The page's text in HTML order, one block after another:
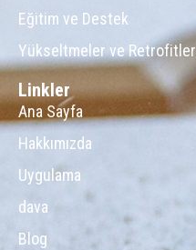
Eğitim ve Destek
Yükseltmeler ve Retrofitler
Linkler
Ana Sayfa
Hakkımızda
Uygulama
dava
Blog